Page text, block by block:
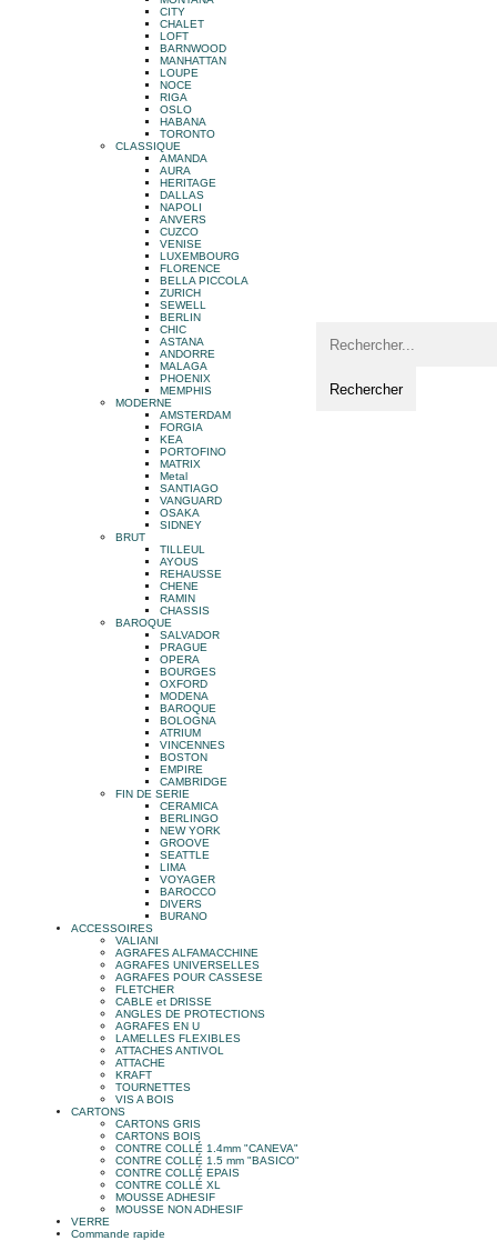
CITY
CHALET
LOFT
BARNWOOD
MANHATTAN
LOUPE
NOCE
RIGA
OSLO
HABANA
TORONTO
CLASSIQUE
AMANDA
AURA
HERITAGE
DALLAS
NAPOLI
ANVERS
CUZCO
VENISE
LUXEMBOURG
FLORENCE
BELLA PICCOLA
ZURICH
SEWELL
BERLIN
CHIC
ASTANA
ANDORRE
MALAGA
PHOENIX
MEMPHIS
MODERNE
AMSTERDAM
FORGIA
KEA
PORTOFINO
MATRIX
Metal
SANTIAGO
VANGUARD
OSAKA
SIDNEY
BRUT
TILLEUL
AYOUS
REHAUSSE
CHENE
RAMIN
CHASSIS
BAROQUE
SALVADOR
PRAGUE
OPERA
BOURGES
OXFORD
MODENA
BAROQUE
BOLOGNA
ATRIUM
VINCENNES
BOSTON
EMPIRE
CAMBRIDGE
FIN DE SERIE
CERAMICA
BERLINGO
NEW YORK
GROOVE
SEATTLE
LIMA
VOYAGER
BAROCCO
DIVERS
BURANO
ACCESSOIRES
VALIANI
AGRAFES ALFAMACCHINE
AGRAFES UNIVERSELLES
AGRAFES POUR CASSESE
FLETCHER
CABLE et DRISSE
ANGLES DE PROTECTIONS
AGRAFES EN U
LAMELLES FLEXIBLES
ATTACHES ANTIVOL
ATTACHE
KRAFT
TOURNETTES
VIS A BOIS
CARTONS
CARTONS GRIS
CARTONS BOIS
CONTRE COLLÉ 1.4mm "CANEVA"
CONTRE COLLÉ 1.5 mm "BASICO"
CONTRE COLLÉ EPAIS
CONTRE COLLÉ XL
MOUSSE ADHESIF
MOUSSE NON ADHESIF
VERRE
Commande rapide